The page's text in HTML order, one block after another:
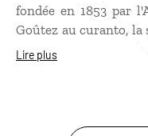
fondée en 1853 par
Goûtez au curanto, la
de coquillages et
arrière-plan ! Et si
Lire plus